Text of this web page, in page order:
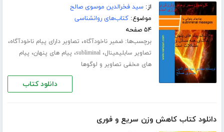
از:سید فخرالدین موسوی صالح
موضوع:کتاب‌های روانشناسی
۵۴ صفحه
برچسب‌ها:ضمیر ناخودآگاه، تصاویر دارای پیام ناخودآگاه،
تصاویر سابلیمینال،subliminal، پیام های پنهان، پیام
های مخفی تصاویر و لوگوها
دانلود کتاب
دانلود کتاب کاهش وزن سریع و فوری